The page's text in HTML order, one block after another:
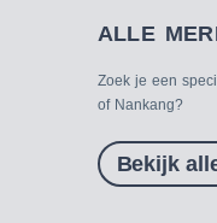
ALLE
Zoek je een
of Nankang?
Bekijk